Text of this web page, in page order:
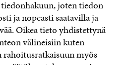
joten tiedon
ja nopeasti saatavilla ja
Oikea tieto yhdistettynä
välineisiin kuten
myös